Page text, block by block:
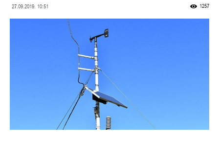
27.09.2019. 10:51 1257